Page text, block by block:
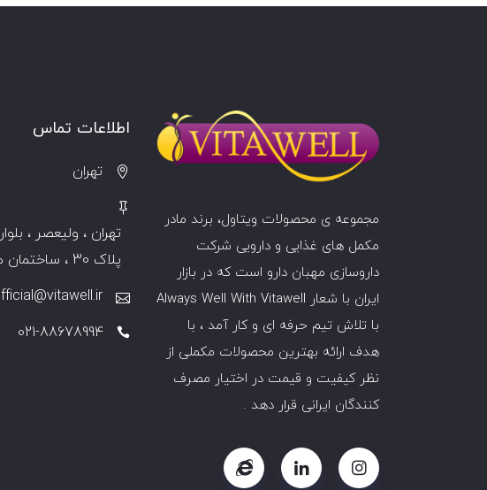
مجموعه ی محصولات ویتاول، برند مادر
مکمل های غذایی و دارویی شرکت
داروسازی مهبان دارو است که در بازار
ایران با شعار Always Well With Vitawell
با تلاش تیم حرفه ای و کار آمد ، با
هدف ارائه بهترین محصولات مکملی از
نظر کیفیت و قیمت در اختیار مصرف
کنندگان ایرانی قرار دهد .
اطلاعات تماس
تهران
تهران ، ولیعصر ،
پلاک 30 ، ساختمان مهبان
021-88678994